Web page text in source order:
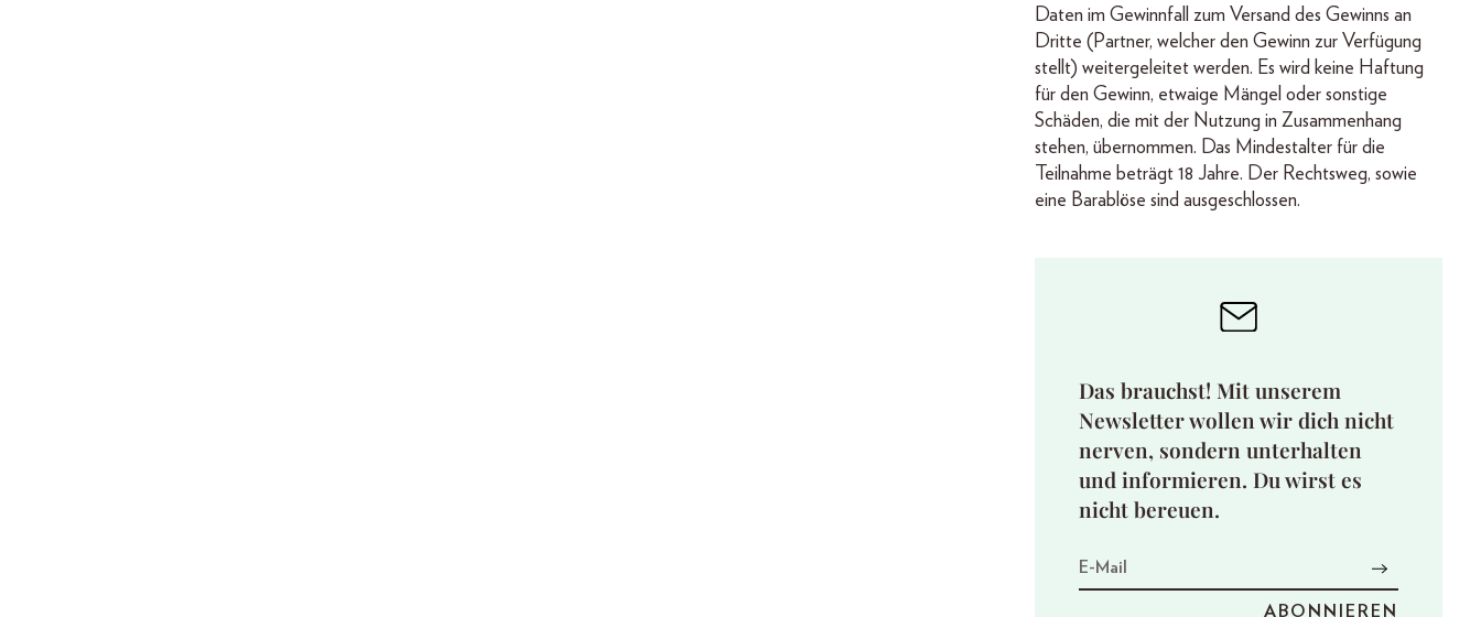
Daten im Gewinnfall zum Versand des Gewinns an
Dritte (Partner, welcher den Gewinn zur Verfügung
stellt) weitergeleitet werden. Es wird keine Haftung
für den Gewinn, etwaige Mängel oder sonstige
Schäden, die mit der Nutzung in Zusammenhang
stehen, übernommen. Das Mindestalter für die
Teilnahme beträgt 18 Jahre. Der Rechtsweg, sowie
eine Barablöse sind ausgeschlossen.
Das brauchst! Mit unserem
Newsletter wollen wir dich nicht
nerven, sondern unterhalten
und informieren. Du wirst es
nicht bereuen.